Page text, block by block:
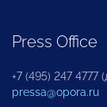
Press Office
+7 (495) 247 4777
pressa@opora.ru